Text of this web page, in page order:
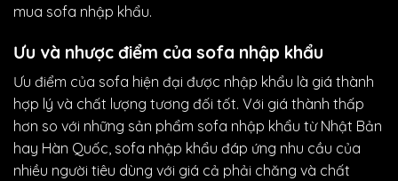
mua sofa nhập khẩu.
Ưu và nhược điểm của sofa nhập khẩu
Ưu điểm của sofa hiện đại được nhập khẩu là giá thành
hợp lý và chất lượng tương đối tốt. Với giá thành thấp
hơn so với những sản phẩm sofa nhập khẩu từ Nhật Bản
hay Hàn Quốc, sofa nhập khẩu đáp ứng nhu cầu của
nhiều người tiêu dùng với giá cả phải chăng và chất